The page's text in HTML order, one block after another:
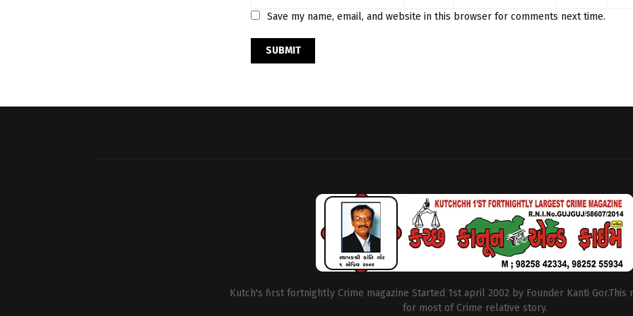
Save my name, email, and website in this browser for comments next time.
Kutch's first fortnightly Crime magazine Started 1st april 2002 by Founder Kanti Gor.This
for most of Crime relative story.